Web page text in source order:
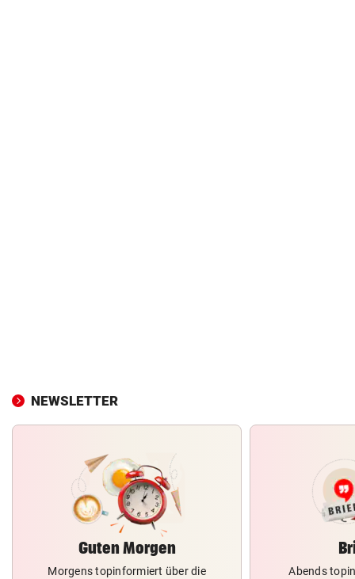
NEWSLETTER
Guten Morgen
Morgens topinformiert über die
Abends